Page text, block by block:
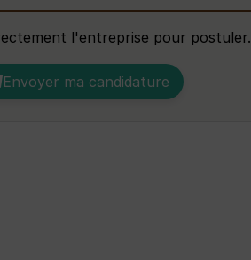
l'entreprise pour postuler.
Envoyer ma candidature